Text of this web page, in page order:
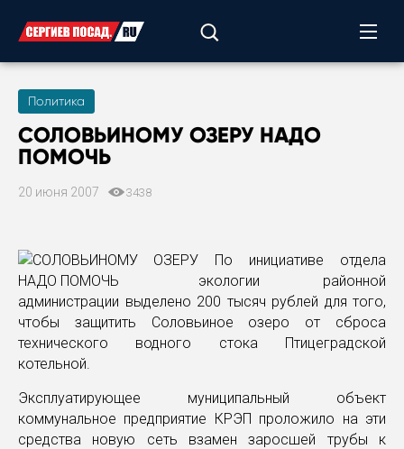
Политика
СОЛОВЬИНОМУ ОЗЕРУ НАДО
ПОМОЧЬ
20 июня 2007 3438
По инициативе отдела
экологии районной
администрации выделено 200 тысяч рублей для того,
чтобы защитить Соловьиное озеро от сброса
технического водного стока Птицеградской
котельной.
Эксплуатирующее муниципальный объект
коммунальное предприятие КРЭП проложило на эти
средства новую сеть взамен заросшей трубы к